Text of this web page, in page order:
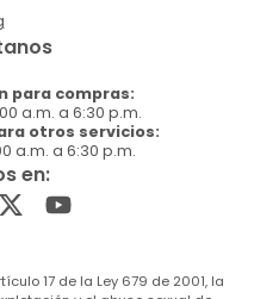
para compras:
a.m. a 6:30 p.m.
otros servicios:
a.m. a 6:30 p.m.
en:
17 de la Ley 679 de 2001, la